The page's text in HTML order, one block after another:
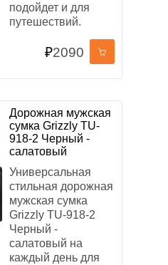
подойдет и для
путешествий.
₽2090
Дорожная мужская
сумка Grizzly TU-
918-2 Черный -
салатовый
Универсальная
стильная дорожная
мужская сумка
Grizzly TU-918-2
Черный -
салатовый на
каждый день для